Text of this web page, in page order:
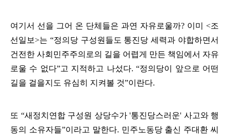
여기서 선을 그어 온 단체들은 과연 자유로울까? 이미 <조
선일보>는 “정의당 구성원들도 통진당 세력과 야합하면서
건전한 사회민주주의로의 길을 어렵게 만든 책임에서 자유
로울 수 없다”고 지적하고 나섰다. “정의당이 앞으로 어떤
길을 걸을지도 유심히 지켜볼 것”이란다.
또 “새정치연합 구성원 상당수가 '통진당스러운' 사고와 행
동의 소유자들”이라고 말한다. 민주노동당 출신 주대환 씨